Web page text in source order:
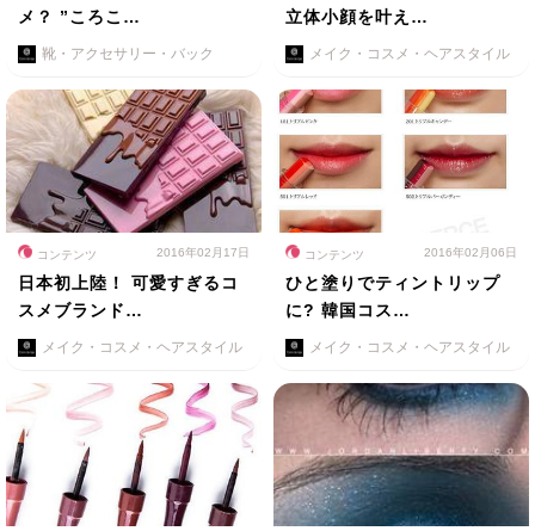
メ？ ”ころこ…
靴・アクセサリー・バック
立体小顔を叶え…
メイク・コスメ・ヘアスタイル
コンテンツ 2016年02月17日
日本初上陸！ 可愛すぎるコ
スメブランド…
メイク・コスメ・ヘアスタイル
コンテンツ 2016年02月06日
ひと塗りでティントリップ
に? 韓国コス…
メイク・コスメ・ヘアスタイル